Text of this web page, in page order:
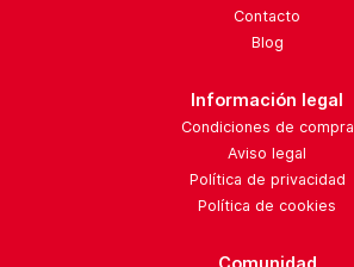
Contacto
Blog
Información legal
Condiciones de compra
Aviso legal
Política de privacidad
Política de cookies
Comunidad